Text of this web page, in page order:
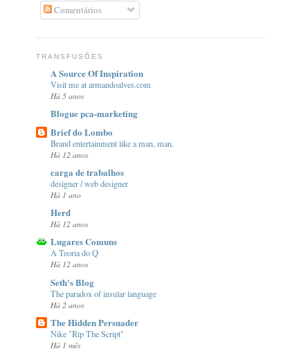
Comentários
TRANSFUSÕES
A Source Of Inspiration
Visit me at armandoalves.com
Há 5 anos
Blogue pca-marketing
Brief do Lombo
Brand entertainment like a man, man.
Há 12 anos
carga de trabalhos
designer / web designer
Há 1 ano
Herd
Há 12 anos
Lugares Comuns
A Teoria do Q
Há 12 anos
Seth's Blog
The paradox of insular language
Há 2 anos
The Hidden Persuader
Nike "Rip The Script"
Há 1 mês